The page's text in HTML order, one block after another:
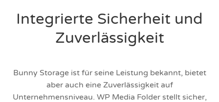
Integrierte Sicherheit und
Zuverlässigkeit
Bunny Storage ist für seine Leistung bekannt, bietet
aber auch eine Zuverlässigkeit auf
Unternehmensniveau. WP Media Folder stellt sicher,